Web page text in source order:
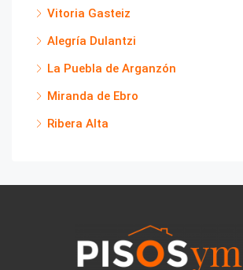
Vitoria Gasteiz
Alegría Dulantzi
La Puebla de Arganzón
Miranda de Ebro
Ribera Alta